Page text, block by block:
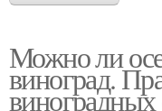
Можно ли
виноград.